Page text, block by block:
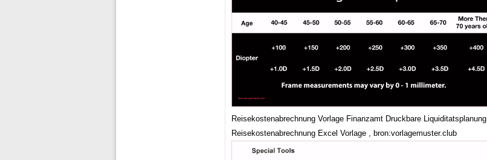
Reisekostenabrechnung Vorlage Finanzamt Druckbare Liquiditatsplanung
Reisekostenabrechnung Excel Vorlage , bron:vorlagemuster.club